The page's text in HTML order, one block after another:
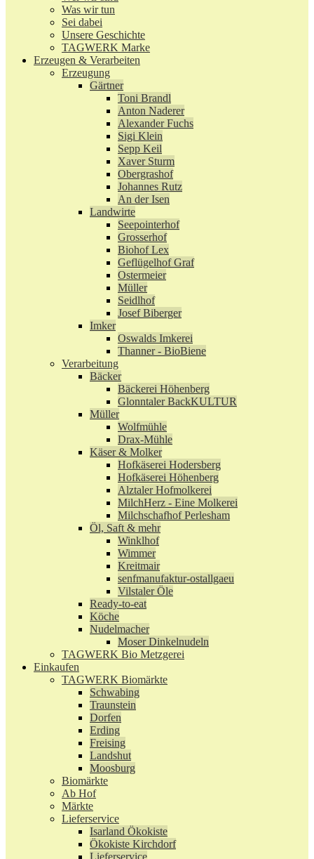
Was wir tun
Sei dabei
Unsere Geschichte
TAGWERK Marke
Erzeugen & Verarbeiten
Erzeugung
Gärtner
Toni Brandl
Anton Naderer
Alexander Fuchs
Sigi Klein
Sepp Keil
Xaver Sturm
Obergrashof
Johannes Rutz
An der Isen
Landwirte
Seepointerhof
Grosserhof
Biohof Lex
Geflügelhof Graf
Ostermeier
Müller
Seidlhof
Josef Biberger
Imker
Oswalds Imkerei
Thanner - BioBiene
Verarbeitung
Bäcker
Bäckerei Höhenberg
Glonntaler BackKULTUR
Müller
Wolfmühle
Drax-Mühle
Käser & Molker
Hofkäserei Hodersberg
Hofkäserei Höhenberg
Alztaler Hofmolkerei
MilchHerz - Eine Molkerei
Milchschafhof Perlesham
Öl, Saft & mehr
Winklhof
Wimmer
Kreitmair
senfmanufaktur-ostallgaeu
Vilstaler Öle
Ready-to-eat
Köche
Nudelmacher
Moser Dinkelnudeln
TAGWERK Bio Metzgerei
Einkaufen
TAGWERK Biomärkte
Schwabing
Traunstein
Dorfen
Erding
Freising
Landshut
Moosburg
Biomärkte
Ab Hof
Märkte
Lieferservice
Isarland Ökokiste
Ökokiste Kirchdorf
Lieferservice